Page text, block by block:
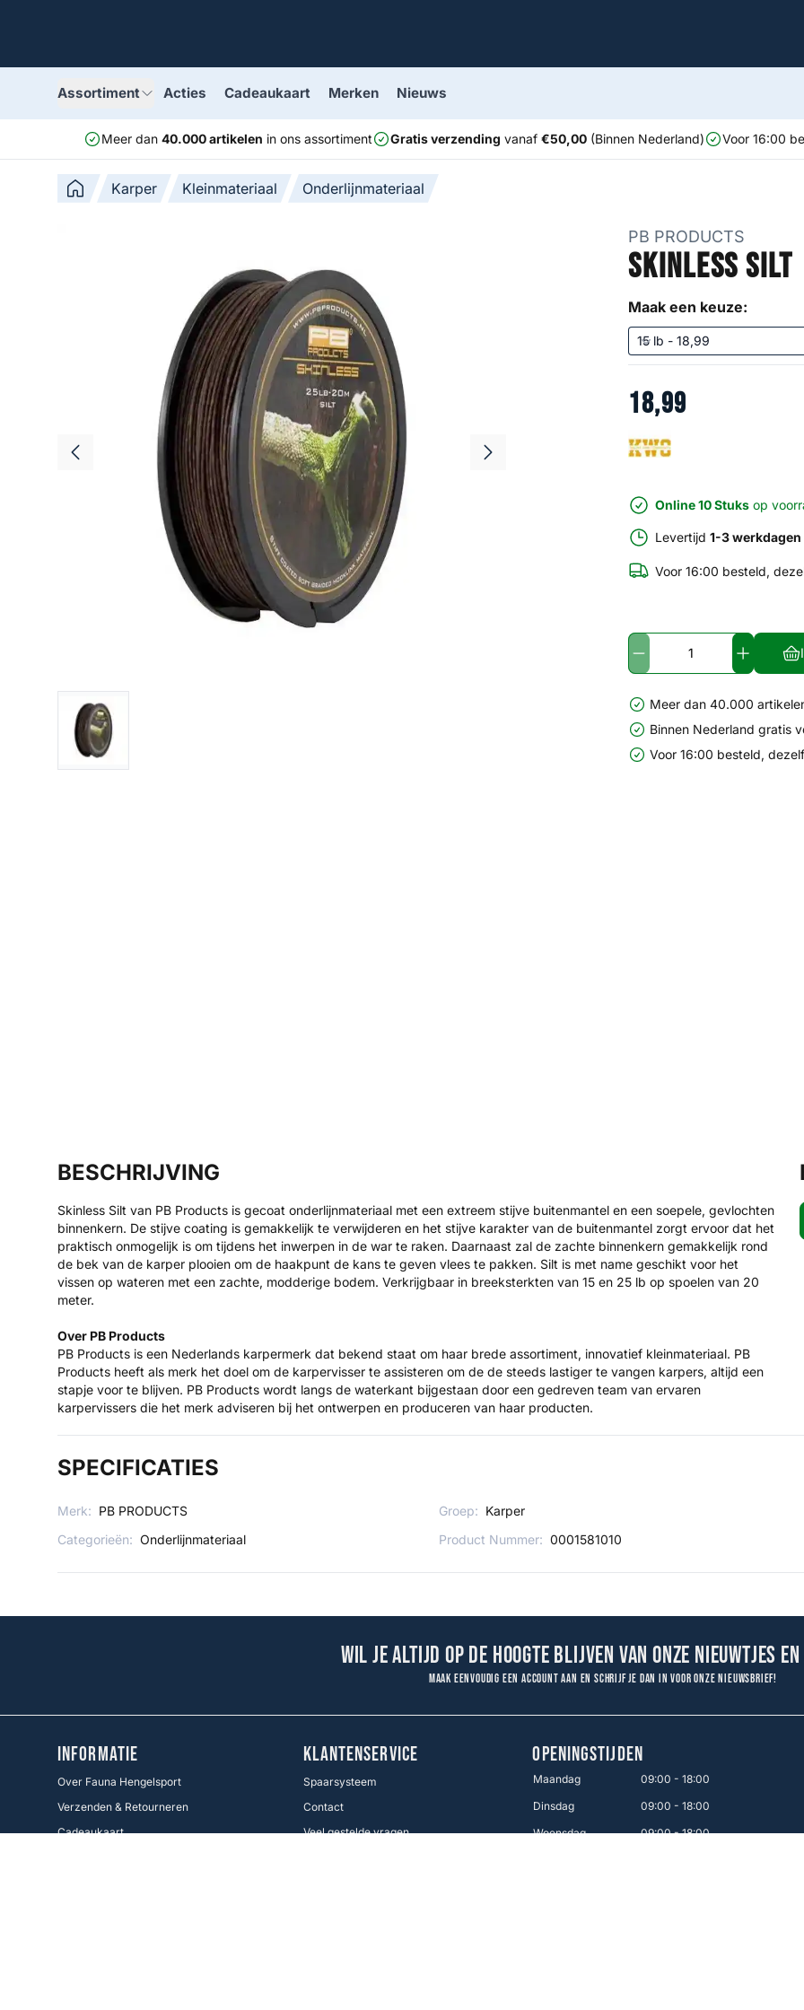
Assortiment Acties Cadeaukaart Merken Nieuws
Meer dan 40.000 artikelen in ons assortiment Gratis verzending vanaf €50,00(Binnen Nederland) Voor 16:00
Karper Kleinmateriaal Onderlijnmateriaal
PB PRODUCTS
Skinless Silt
Maak een keuze:
18,99
Online 10 Stuks op
Levertijd 1-3 werkdagen
Voor 16:00 besteld,
Meer dan 40.000
Binnen Nederland gratis
Voor 16:00 besteld,
BESCHRIJVING
Skinless Silt van PB Products is gecoat onderlijnmateriaal met een extreem stijve buitenmantel en een soepele, gevlochten
binnenkern. De stijve coating is gemakkelijk te verwijderen en het stijve karakter van de buitenmantel zorgt ervoor dat het
praktisch onmogelijk is om tijdens het inwerpen in de war te raken. Daarnaast zal de zachte binnenkern gemakkelijk rond
de bek van de karper plooien om de haakpunt de kans te geven vlees te pakken. Silt is met name geschikt voor het
vissen op wateren met een zachte, modderige bodem. Verkrijgbaar in breeksterkten van 15 en 25 lb op spoelen van 20
meter.
Over PB Products
PB Products is een Nederlands karpermerk dat bekend staat om haar brede assortiment, innovatief kleinmateriaal. PB
Products heeft als merk het doel om de karpervisser te assisteren om de de steeds lastiger te vangen karpers, altijd een
stapje voor te blijven. PB Products wordt langs de waterkant bijgestaan door een gedreven team van ervaren
karpervissers die het merk adviseren bij het ontwerpen en produceren van haar producten.
SPECIFICATIES
Merk: PB PRODUCTS Groep: Karper
Categorieën: Onderlijnmateriaal Product Nummer: 0001581010
Wil je altijd op de hoogte blijven van onze nieuwtjes
Maak eenvoudig een account aan en schrijf je dan in voor onze nieuwsbrief!
INFORMATIE
Over Fauna Hengelsport
Verzenden & Retourneren
Cadeaukaart
KLANTENSERVICE
Spaarsysteem
Contact
Veel gestelde vragen
OPENINGSTIJDEN
Maandag
09:00 - 18:00
Dinsdag
09:00 - 18:00
Woensdag
09:00 - 18:00